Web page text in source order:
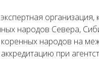
организация,
народов Севера,
народов на
при